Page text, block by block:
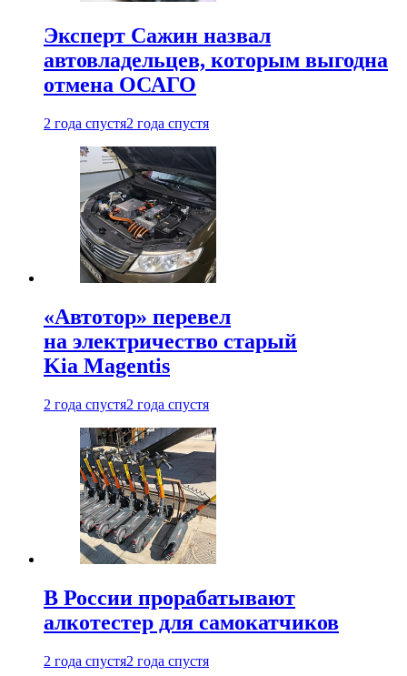
Эксперт Сажин назвал
автовладельцев, которым выгодна
отмена ОСАГО
2 года спустя2 года спустя
«Автотор» перевел
на электричество старый
Kia Magentis
2 года спустя2 года спустя
В России прорабатывают
алкотестер для самокатчиков
2 года спустя2 года спустя